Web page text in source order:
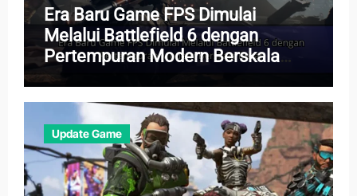
Era Baru Game FPS Dimulai
Melalui Battlefield 6 dengan
Pertempuran Modern Berskala
Besar
Update Game